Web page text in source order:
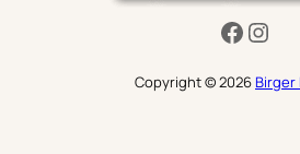
Copyright © 2026Birger